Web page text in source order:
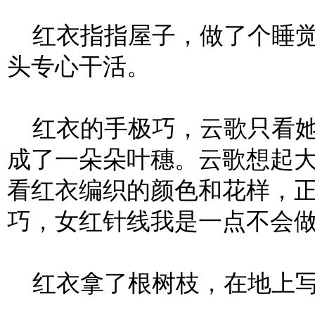
红衣指指屋子，做了个睡
头专心干活。
红衣的手极巧，云歌只看
成了一朵朵叶穗。云歌想起
看红衣编织的颜色和花样，
巧，女红针线我是一点不会
红衣拿了根树枝，在地上